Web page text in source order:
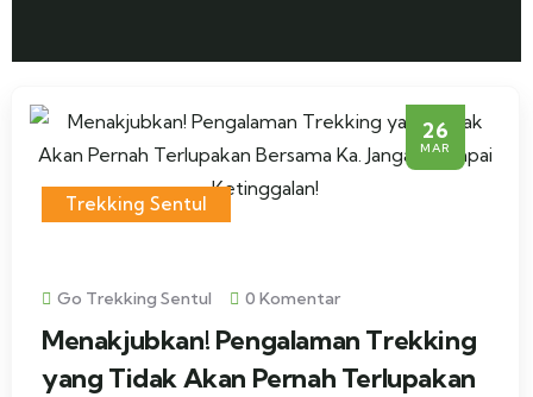
26
MAR
Trekking Sentul
Go Trekking Sentul 0 Komentar
Menakjubkan! Pengalaman Trekking
yang Tidak Akan Pernah Terlupakan